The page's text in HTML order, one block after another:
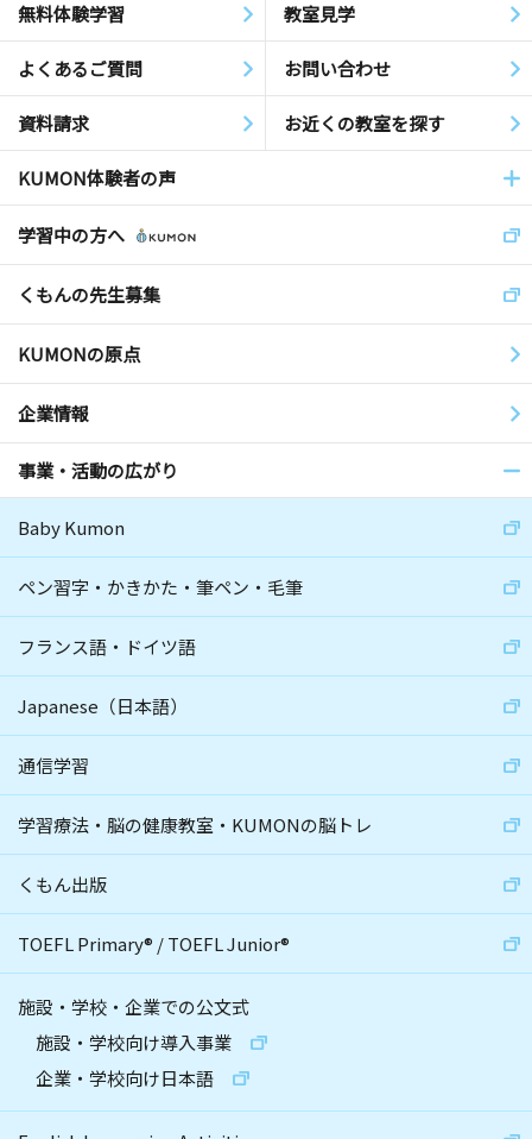
無料体験学習 教室見学
よくあるご質問 お問い合わせ
資料請求 お近くの教室を探す
KUMON体験者の声
学習中の方へ
くもんの先生募集
KUMONの原点
企業情報
事業・活動の広がり
Baby Kumon
ペン習字・かきかた・筆ペン・毛筆
フランス語・ドイツ語
Japanese（日本語）
通信学習
学習療法・脳の健康教室・KUMONの脳トレ
くもん出版
TOEFL Primary® /TOEFL Junior®
施設・学校・企業での公文式
施設・学校向け導入事業
企業・学校向け日本語